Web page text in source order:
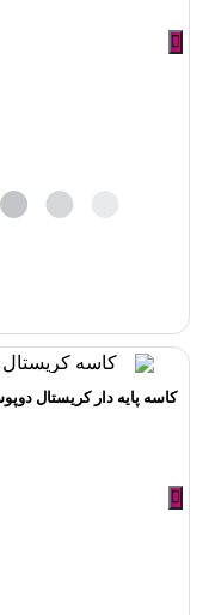
كاسه پايه دار كريستال